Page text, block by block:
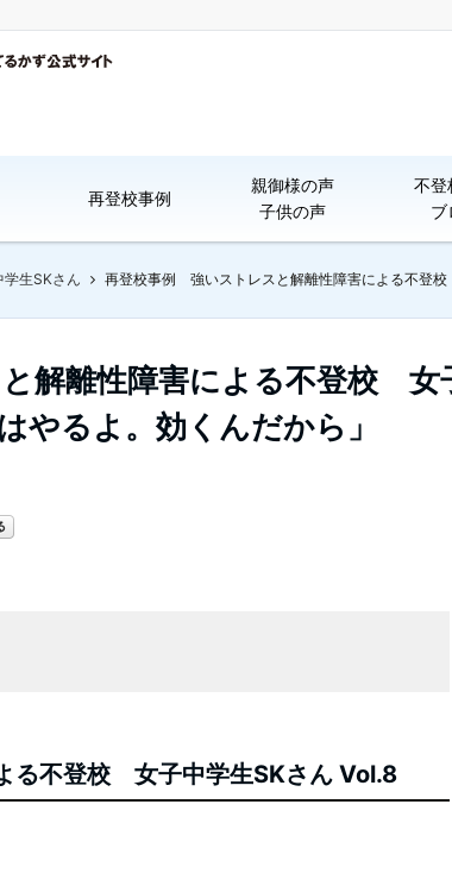
再登校事例
親御様の声
子供の声
不登
ブ
生SKさん 再登校事例 強いストレスと解離性障害による不登
解離性障害による不登校 女
るよ。効くんだから」
る不登校 女子中学生SKさん Vol.8